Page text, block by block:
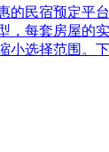
民宿预定
每套房屋
选择范围